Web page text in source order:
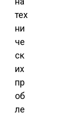
тех
ни
че
ск
их
пр
об
ле